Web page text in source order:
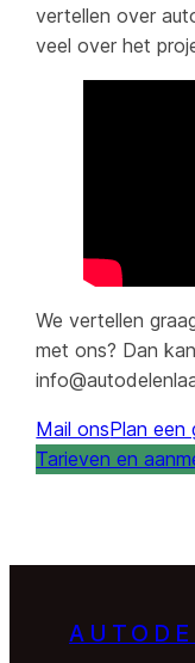
vertellen over
veel over het
We vertellen
met ons? Dan
Mail onsPlan een
Tarieven en